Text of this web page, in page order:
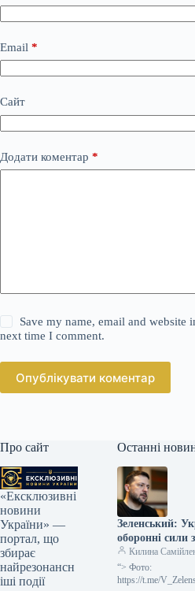
Email *
Сайт
Додати коментар *
Save my name, email and website
next time I comment.
Опублікувати коментар
Про сайт
«Ексклюзивні
новини
України» —
портал, що
збирає
найрезонансн
іші події
Останні
Зеленський:
оборонні сили
по двох
військових
Килина
“> Фото:
https://t.me/